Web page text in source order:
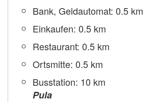
Bank, Geldautomat: 0.5 km
Einkaufen: 0.5 km
Restaurant: 0.5 km
Ortsmitte: 0.5 km
Busstation: 10 km
Pula